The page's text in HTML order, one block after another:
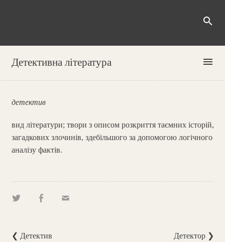
search
Детективна література menu
детектив
вид літератури; твори з описом розкриття таємних історій,
загадкових злочинів, здебільшого за допомогою логічного
аналізу фактів.
❮ Детектив Детектор ❯